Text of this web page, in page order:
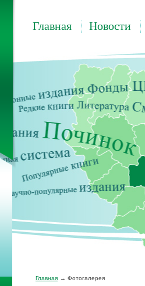
Главная Новости
Главная Фотогалерея